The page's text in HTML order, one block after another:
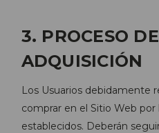
3. PROCESO
ADQUISICIÓN
Los Usuarios debidamente
comprar en el Sitio Web
establecidos. Deberán